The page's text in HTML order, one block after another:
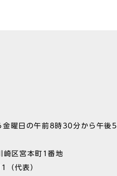
金曜日の午前8時30分から午
区宮本町1番地
（代表）